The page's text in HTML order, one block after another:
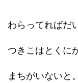
わらってればだ
つきこはとくに
まちがいないと。